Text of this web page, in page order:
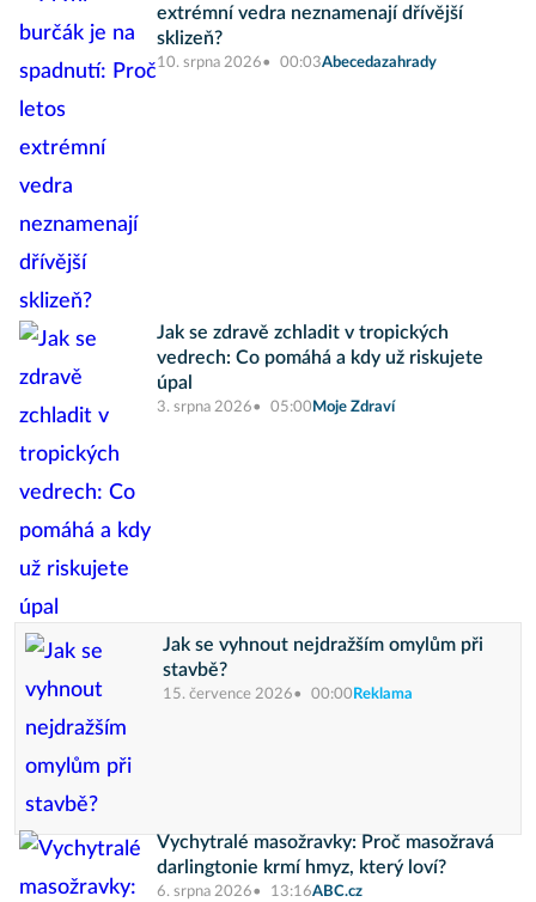
extrémní vedra neznamenají dřívější
sklizeň?
10. srpna 2026 00:03Abecedazahrady
Jak se zdravě zchladit v tropických
vedrech: Co pomáhá a kdy už riskujete
úpal
3. srpna 2026 05:00 Moje Zdraví
Jak se vyhnout nejdražším omylům při
stavbě?
15. července 2026 00:00 Reklama
Vychytralé masožravky: Proč masožravá
darlingtonie krmí hmyz, který loví?
6. srpna 2026 13:16ABC.cz